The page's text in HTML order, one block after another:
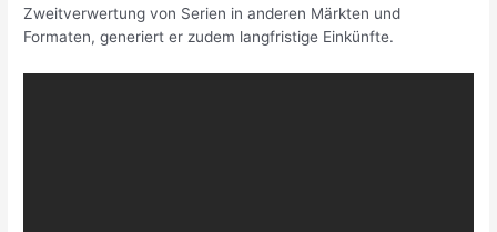
Zweitverwertung von Serien in anderen Märkten und
Formaten, generiert er zudem langfristige Einkünfte.